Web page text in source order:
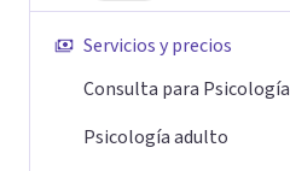
Servicios y precios
Consulta para Psicología
Psicología adulto